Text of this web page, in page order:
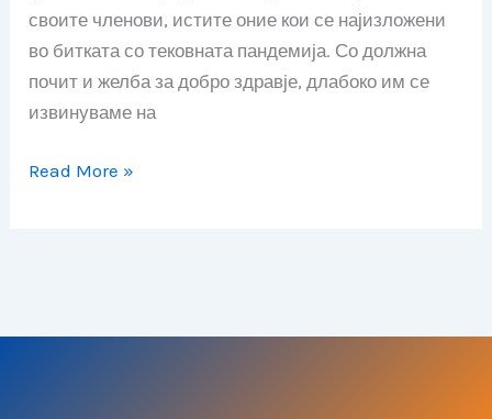
своите членови, истите оние кои се најизложени
во битката со тековната пандемија. Со должна
почит и желба за добро здравје, длабоко им се
извинуваме на
Read More »